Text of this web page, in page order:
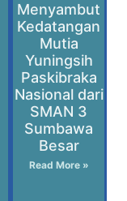
Menyambut
Kedatangan
Mutia
Yuningsih
Paskibraka
Nasional dari
SMAN 3
Sumbawa
Besar
Read More »